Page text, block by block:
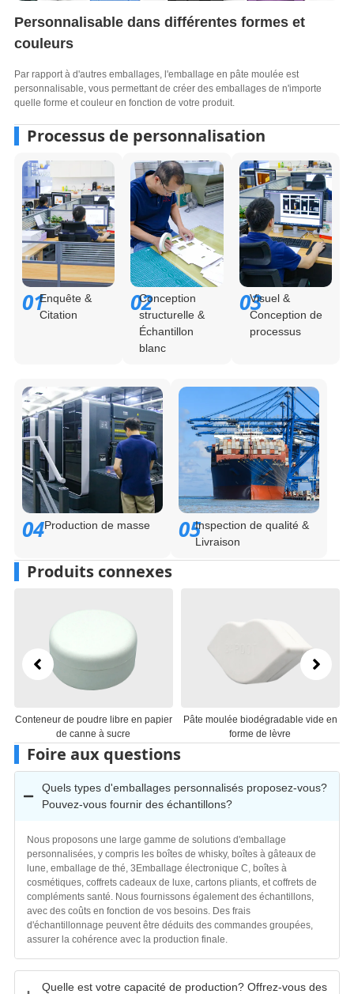
Personnalisable dans différentes formes et
couleurs
Par rapport à d'autres emballages, l'emballage en pâte moulée est
personnalisable, vous permettant de créer des emballages de n'importe
quelle forme et couleur en fonction de votre produit.
Processus de personnalisation
01Enquête &
Citation
02
Conception
structurelle &
Échantillon
blanc
03Visuel &
Conception de
processus
04Production de masse 05Inspection de qualité &
Livraison
Produits connexes
Conteneur de poudre libre en papier
de canne à sucre
Pâte moulée biodégradable vide en
forme de lèvre
Foire aux questions
Quels types d'emballages personnalisés proposez-vous?
Pouvez-vous fournir des échantillons?
Nous proposons une large gamme de solutions d'emballage
personnalisées, y compris les boîtes de whisky, boîtes à gâteaux de
lune, emballage de thé, 3Emballage électronique C, boîtes à
cosmétiques, coffrets cadeaux de luxe, cartons pliants, et coffrets de
compléments santé. Nous fournissons également des échantillons,
avec des coûts en fonction de vos besoins. Des frais
d'échantillonnage peuvent être déduits des commandes groupées,
assurer la cohérence avec la production finale.
Quelle est votre capacité de production? Offrez-vous des